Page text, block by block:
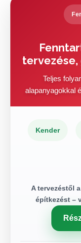
Teljes
alapanyagokkal
Kender
A tervezéstől
építkezést –